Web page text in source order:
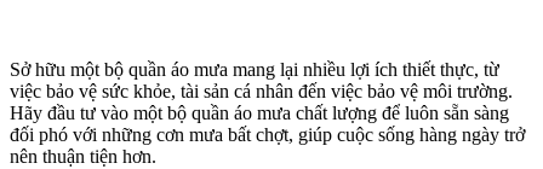
Sở hữu một bộ quần áo mưa mang lại nhiều lợi ích thiết thực, từ
việc bảo vệ sức khỏe, tài sản cá nhân đến việc bảo vệ môi trường.
Hãy đầu tư vào một bộ quần áo mưa chất lượng để luôn sẵn sàng
đối phó với những cơn mưa bất chợt, giúp cuộc sống hàng ngày trở
nên thuận tiện hơn.